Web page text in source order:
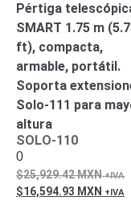
KAPOK
Móviles,
Dash
Cams y
Cams
Accesorios
Cams
(Portátiles)
MóvilesDash
Pértiga
SMART 1.75 m
ft), compacta,
armable, portátil.
Soporta
Solo-111 para
altura
SOLO-110
0
25,929.42MXN
16,594.93 MXN